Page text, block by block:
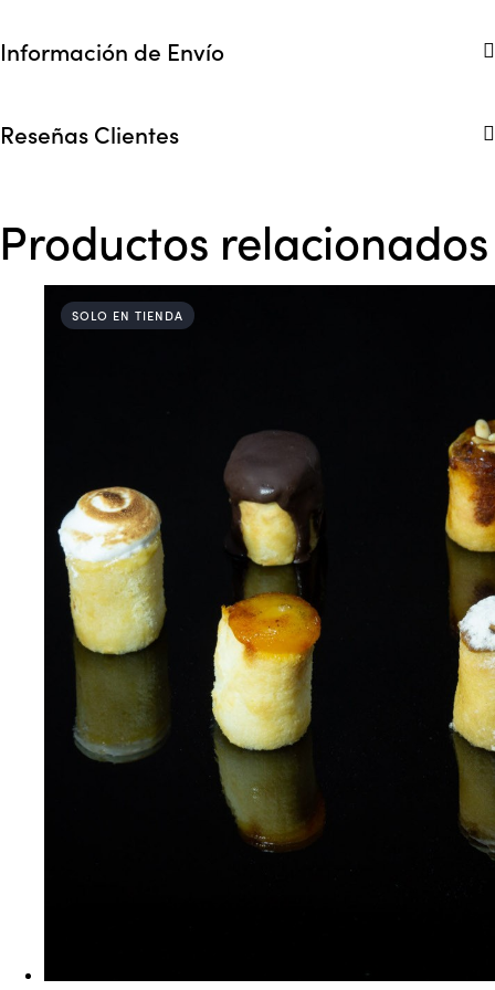
Información de Envío
Reseñas Clientes
Productos relacionados
SOLO EN TIENDA